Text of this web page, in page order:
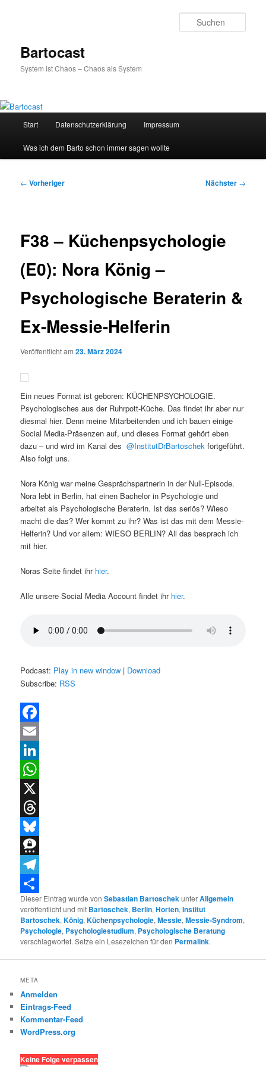
Bartocast
System ist Chaos – Chaos als System
Start Datenschutzerklärung Impressum
Was ich dem Barto schon immer sagen wollte
Beitragsnavigation
← Vorheriger Nächster →
F38 – Küchenpsychologie
(E0): Nora König –
Psychologische Beraterin &
Ex-Messie-Helferin
Veröffentlicht am23. März 2024
Ein neues Format ist geboren: KÜCHENPSYCHOLOGIE.
Psychologisches aus der Ruhrpott-Küche. Das findet ihr aber nur
diesmal hier. Denn meine Mitarbeitenden und ich bauen einige
Social Media-Präsenzen auf, und dieses Format gehört eben
dazu – und wird im Kanal des @InstitutDrBartoschek fortgeführt.
Also folgt uns.
Nora König war meine Gesprächspartnerin in der Null-Episode.
Nora lebt in Berlin, hat einen Bachelor in Psychologie und
arbeitet als Psychologische Beraterin. Ist das seriös? Wieso
macht die das? Wer kommt zu ihr? Was ist das mit dem Messie-
Helferin? Und vor allem: WIESO BERLIN? All das besprach ich
mit hier.
Noras Seite findet ihr hier.
Alle unsere Social Media Account findet ihr hier.
Podcast: Play in new window | Download
Subscribe: RSS
Facebook
Email
LinkedIn
WhatsApp
X
Threads
Bluesky
Threema
Telegram
Teilen
Dieser Eintrag wurde vonSebastian BartoschekunterAllgemein
veröffentlicht und mit Bartoschek, Berlin,Horten,Institut
Bartoschek,König,Küchenpsychologie,Messie,Messie-Syndrom,
Psychologie, Psychologiestudium, Psychologische Beratung
verschlagwortet. Setze ein Lesezeichen für den Permalink.
META
Anmelden
Eintrags-Feed
Kommentar-Feed
WordPress.org
Keine Folge verpassen